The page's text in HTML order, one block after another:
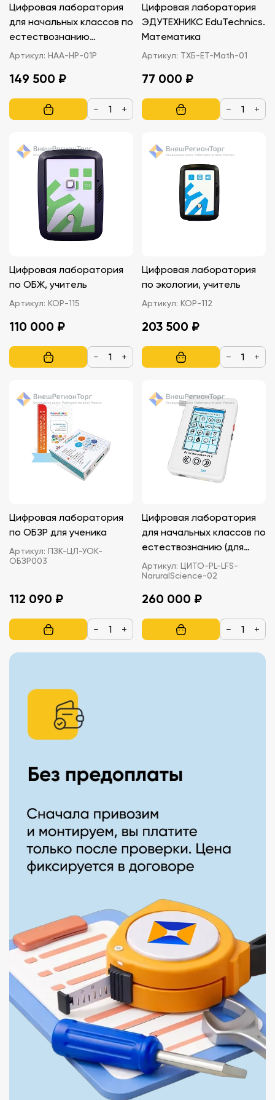
Цифровая лаборатория
для начальных классов по
естествознанию
(комплект учителя)
комплектация) НАУРА
ПЛЮС
Артикул: НАА-НР-01Р
149 500 ₽
− +
Цифровая лаборатория
ЭДУТЕХНИКС EduTechnics.
Математика
Артикул: ТХБ-ET-Math-01
77 000 ₽
− +
Цифровая лаборатория
по ОБЖ, учитель
Артикул: КОР-115
110 000 ₽
− +
Цифровая лаборатория
по экологии, учитель
Артикул: КОР-112
203 500 ₽
− +
Цифровая лаборатория
по ОБЗР для ученика
Артикул: ПЗК-ЦЛ-УОК-
ОБЗР003
112 090 ₽
− +
Цифровая лаборатория
для начальных классов по
естествознанию (для
учителя)
Артикул: ЦИТО-PL-LFS-
NaruralScience-02
260 000 ₽
− +